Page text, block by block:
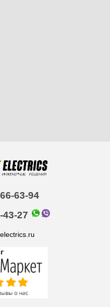
63-94
43-27